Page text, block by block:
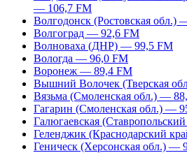
— 106,7 FM
Волгодонск (Ростовская обл.)
Волгоград — 92,6 FM
Волноваха (ДНР) — 99,5 FM
Вологда — 96,0 FM
Воронеж — 89,4 FM
Вышний Волочек (Тверская
Вязьма (Смоленская обл.) —
Гагарин (Смоленская обл.) —
Галюгаевская
Геленджик (Краснодарский
Геническ (Херсонская обл.) —